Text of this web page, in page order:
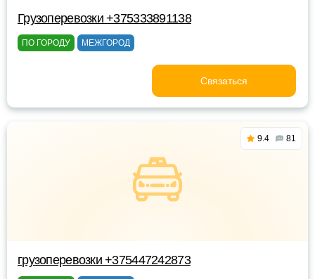
Грузоперевозки +375333891138
ПО ГОРОДУ МЕЖГОРОД
Связаться
9.4 81
грузоперевозки +375447242873